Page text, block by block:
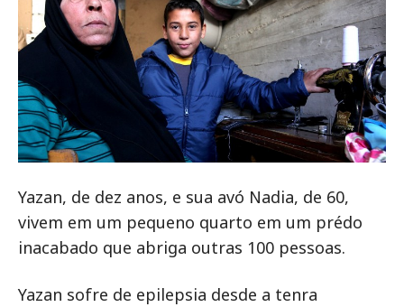
Yazan, de dez anos, e sua avó Nadia, de 60,
vivem em um pequeno quarto em um prédo
inacabado que abriga outras 100 pessoas.
Yazan sofre de epilepsia desde a tenra